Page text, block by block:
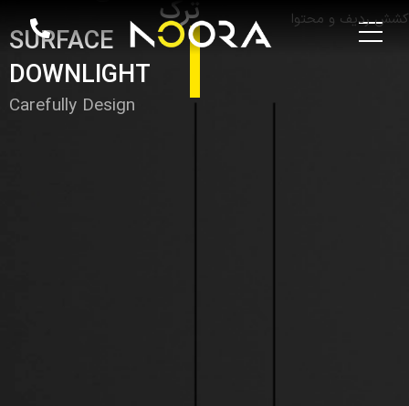
کشش ردیف و محتوا ترک
SURFACE
DOWNLIGHT
Carefully Design